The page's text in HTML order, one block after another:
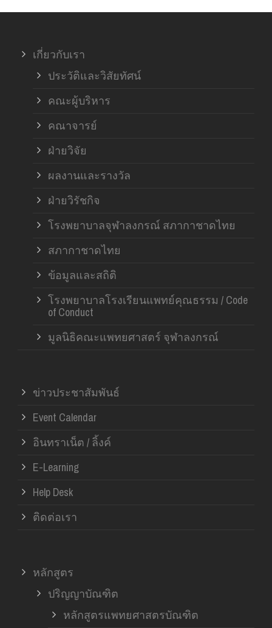
เกี่ยวกับเรา
ประวัติและวิสัยทัศน์
คณะผู้บริหาร
คณาจารย์
ฝ่ายวิจัย
ผลงานและรางวัล
ฝ่ายวิรัชกิจ
โรงพยาบาลจุฬาลงกรณ์ สภากาชาดไทย
สภากาชาดไทย
ข้อมูลและสถิติ
โรงพยาบาลโรงเรียนแพทย์คุณธรรม / Code
of Conduct
มูลนิธิคณะแพทยศาสตร์ จุฬาลงกรณ์
ข่าวประชาสัมพันธ์
Event Calendar
อินทราเน็ต / ลิ้งค์
E-Learning
Help Desk
ติดต่อเรา
หลักสูตร
ปริญญาบัณฑิต
หลักสูตรแพทยศาสตรบัณฑิต